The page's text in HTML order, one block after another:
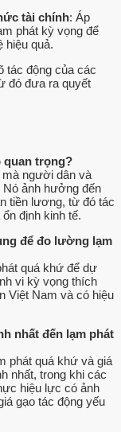
tài chính: Áp
phát kỳ vọng để
hiệu quả.
tác động của các
đó đưa ra quyết
quan trọng?
người dân và
ảnh hưởng đến
tiền lương, từ đó tác
định kinh tế.
để đo lường lạm
quá khứ để dự
vi kỳ vọng thích
Việt Nam và có hiệu
nhất đến lạm phát
phát quá khứ và giá
nhất, trong khi các
hiệu lực có ảnh
gạo tác động yếu